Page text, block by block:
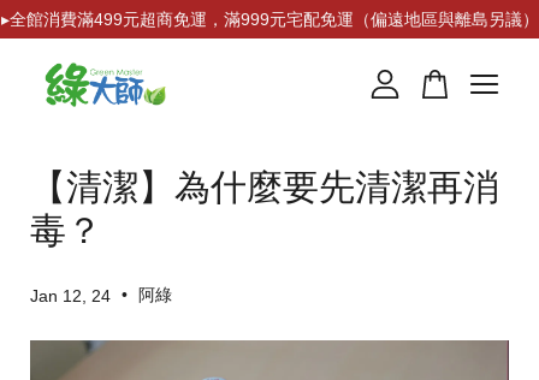
▸全館消費滿499元超商免運，滿999元宅配免運（偏遠地區與離島另議）
【清潔】為什麼要先清潔再消
毒？
Jan 12, 24 • 阿綠
繼續購物